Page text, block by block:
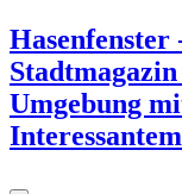
Zum
Inhalt
springen
Hasenfenster
Umgebung